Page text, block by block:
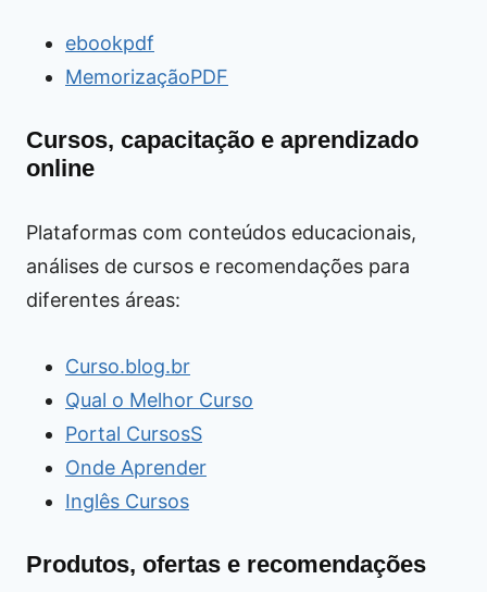
ebookpdf
MemorizaçãoPDF
Cursos, capacitação e aprendizado
online
Plataformas com conteúdos educacionais,
análises de cursos e recomendações para
diferentes áreas:
Curso.blog.br
Qual o Melhor Curso
Portal CursosS
Onde Aprender
Inglês Cursos
Produtos, ofertas e recomendações